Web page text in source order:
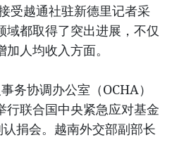
受越通社驻新德里记者采
域都取得了突出进展，不仅
人均收入方面。
务协调办公室（OCHA）
行联合国中央紧急应对基金
认捐会。越南外交部副部长